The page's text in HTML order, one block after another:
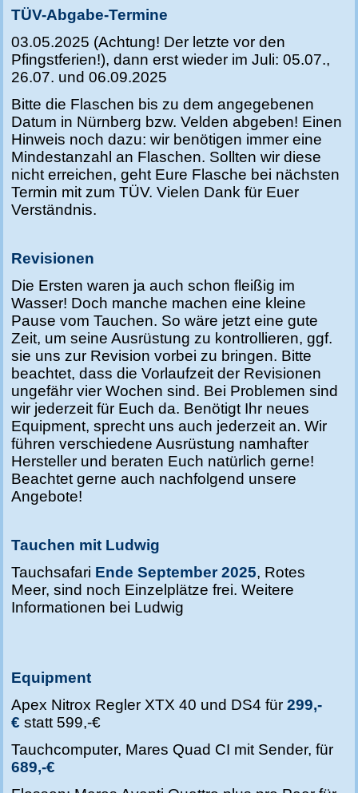
TÜV-Abgabe-Termine
03.05.2025 (Achtung! Der letzte vor den
Pfingstferien!), dann erst wieder im Juli: 05.07.,
26.07. und 06.09.2025
Bitte die Flaschen bis zu dem angegebenen
Datum in Nürnberg bzw. Velden abgeben! Einen
Hinweis noch dazu: wir benötigen immer eine
Mindestanzahl an Flaschen. Sollten wir diese
nicht erreichen, geht Eure Flasche bei nächsten
Termin mit zum TÜV. Vielen Dank für Euer
Verständnis.
Revisionen
Die Ersten waren ja auch schon fleißig im
Wasser! Doch manche macheneine kleine
Pause vom Tauchen. So wäre jetzt eine gute
Zeit, um seine Ausrüstung zu kontrollieren, ggf.
sie uns zur Revision vorbei zu bringen. Bitte
beachtet, dass die Vorlaufzeit der Revisionen
ungefähr vier Wochen sind. Bei Problemen sind
wir jederzeit für Euch da. Benötigt Ihr neues
Equipment, sprecht uns auch jederzeit an. Wir
führen verschiedene Ausrüstung namhafter
Hersteller und beraten Euch natürlich gerne!
Beachtet gerne auch nachfolgend unsere
Angebote!
Tauchen mit Ludwig
Tauchsafari Ende September 2025, Rotes
Meer, sind noch Einzelplätze frei. Weitere
Informationen bei Ludwig
Equipment
Apex Nitrox Regler XTX 40 und DS4 für299,-
€ statt 599,-€
Tauchcomputer, Mares Quad CI mit Sender, für
689,-€